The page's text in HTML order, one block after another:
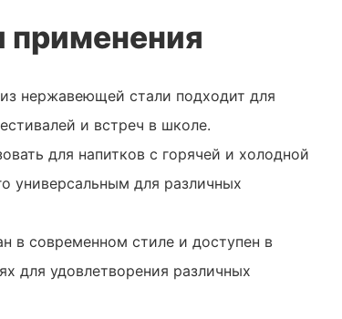
применения
нержавеющей стали подходит для
и встреч в школе.
для напитков с горячей и холодной
универсальным для различных
в современном стиле и доступен в
для удовлетворения различных